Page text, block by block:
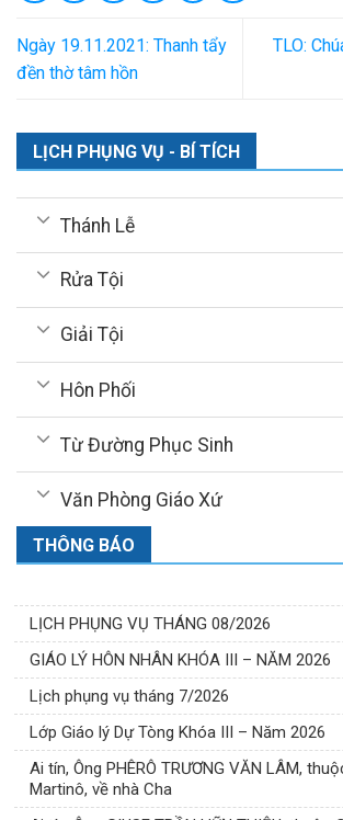
Ngày 19.11.2021: Thanh tẩy
đền thờ tâm hồn
TLO:
LỊCH PHỤNG VỤ - BÍ TÍCH
Thánh Lễ
Rửa Tội
Giải Tội
Hôn Phối
Từ Đường Phục Sinh
Văn Phòng Giáo Xứ
THÔNG BÁO
LỊCH PHỤNG VỤ THÁNG 08/2026
GIÁO LÝ HÔN NHÂN KHÓA III – NĂM 2026
Lịch phụng vụ tháng 7/2026
Lớp Giáo lý Dự Tòng Khóa III – Năm 2026
Ai tín, Ông PHÊRÔ TRƯƠNG VĂN LÂM,
Martinô, về nhà Cha